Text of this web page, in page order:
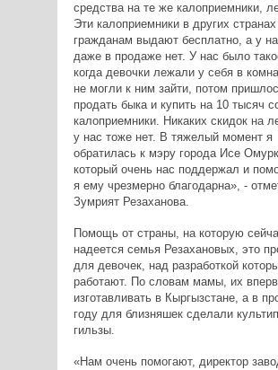
средства на те же калоприемники,
Эти калоприемники в других странах
гражданам выдают бесплатно, а у
даже в продаже нет. У нас было
когда девочки лежали у себя в
не могли к ним зайти, потом
продать быка и купить на 10 тысяч
калоприемники. Никаких скидок на
у нас тоже нет. В тяжелый момент я
обратилась к мэру города Исе
который очень нас поддержал и
я ему чрезмерно благодарна», -
Зумрият Резаханова.
Помощь от страны, на которую
надеется семья Резахановых, это
для девочек, над разработкой
работают. По словам мамы, их
изготавливать в Кыргызстане, а в
году для близняшек сделали
гильзы.
«Нам очень помогают, директор